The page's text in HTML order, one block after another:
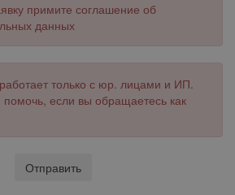
примите соглашение об
данных
только с юр. лицами и ИП.
если вы обращаетесь как
Отправить